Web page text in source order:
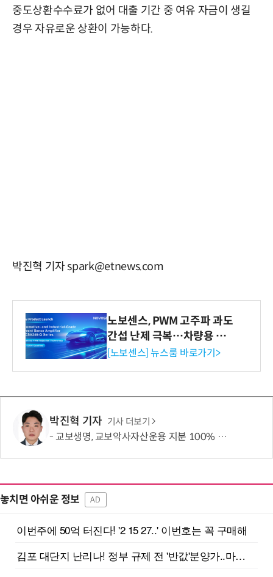
중도상환수수료가 없어 대출 기간 중 여유 자금이 생길
경우 자유로운 상환이 가능하다.
박진혁 기자 spark@etnews.com
노보센스, PWM 고주파 과도
간섭 난제 극복…차량용 전
류 감지 증폭기
[노보센스] 뉴스룸 바로가기>
박진혁 기자 기사 더보기
교보생명, 교보악사자산운용 지분 100% 확보…'지주 전환' 포석
놓치면 아쉬운 정보 AD